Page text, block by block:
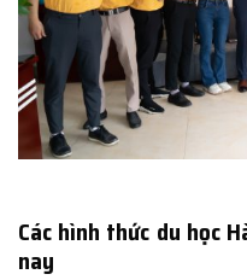
Các hình thức du học
nay